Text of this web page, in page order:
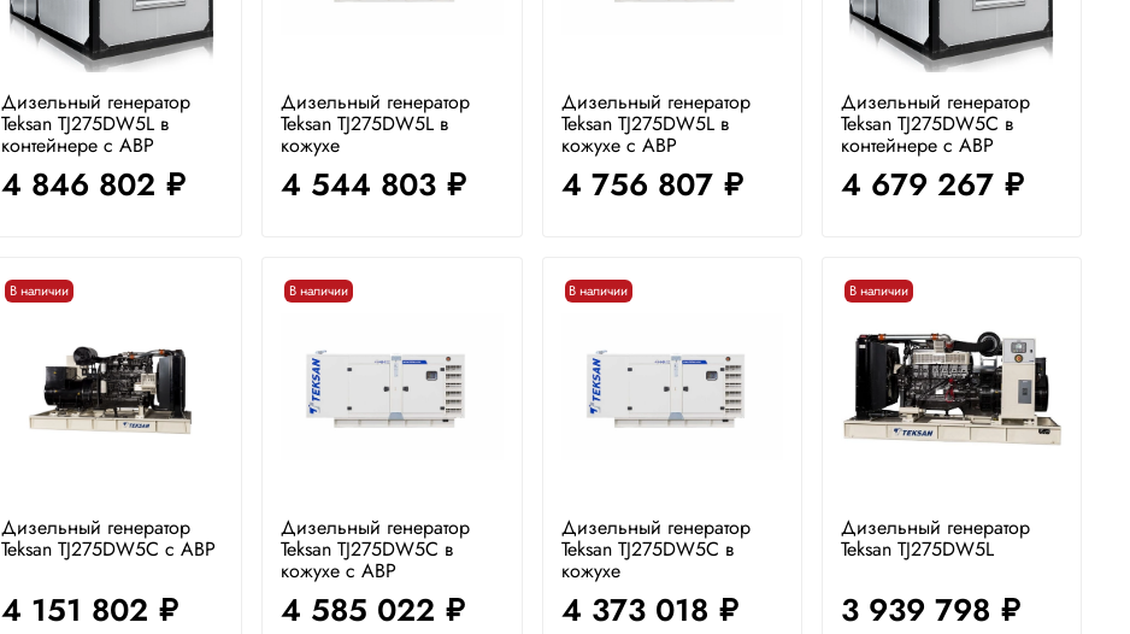
Дизельный генератор
Teksan TJ275DW5L в
контейнере с АВР
4 846 802 руб.
Дизельный генератор
Teksan TJ275DW5L в
кожухе
4 544 803 руб.
Дизельный генератор
Teksan TJ275DW5L в
кожухе с АВР
4 756 807 руб.
Дизельный генератор
Teksan TJ275DW5C в
контейнере с АВР
4 679 267 руб.
В наличии
Дизельный генератор
Teksan TJ275DW5C с АВР
4 151 802 руб.
В наличии
Дизельный генератор
Teksan TJ275DW5C в
кожухе с АВР
4 585 022 руб.
В наличии
Дизельный генератор
Teksan TJ275DW5C в
кожухе
4 373 018 руб.
В наличии
Дизельный генератор
Teksan TJ275DW5L
3 939 798 руб.